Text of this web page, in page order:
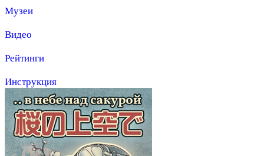
Музеи
Видео
Рейтинги
Инструкция